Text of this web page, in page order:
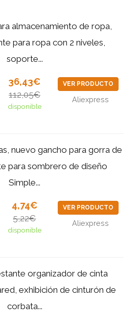
almacenamiento de ropa,
para ropa con 2 niveles,
soporte...
36,43€
112,05€
disponible
VER PRODUCTO
Aliexpress
nuevo gancho para gorra de
para sombrero de diseño
Simple...
4,74€
5,22€
disponible
VER PRODUCTO
Aliexpress
organizador de cinta
exhibición de cinturón de
corbata...